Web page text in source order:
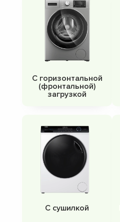
С горизонтальной
(фронтальной)
загрузкой
С сушилкой